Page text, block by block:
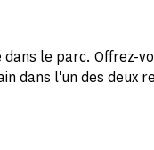
le parc. Offrez-
dans l'un des deux